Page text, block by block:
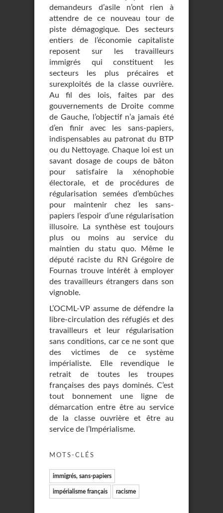
demandeurs d’asile n’ont rien à
attendre de ce nouveau tour de
piste démagogique. Des secteurs
entiers de l’économie capitaliste
reposent sur les travailleurs
immigrés qui constituent les
secteurs les plus précaires et
surexploités de la classe ouvrière.
Au fil des lois, faites par des
gouvernements de Droite comme
de Gauche, l’objectif n’a jamais été
d’en finir avec les sans-papiers,
indispensables au patronat du BTP
ou du Nettoyage. Chaque loi est un
savant dosage de coups de bâton
pour satisfaire la xénophobie
électorale, et de procédures de
régularisation semées d’embûches
pour maintenir chez les sans-
papiers l’espoir d’une régularisation
illusoire. La synthèse est toujours
plus ou moins au service du
maintien du statu quo. Même le
député raciste du RN Grégoire de
Fournas trouve intérêt à employer
des travailleurs étrangers dans son
vignoble.
L’OCML-VP assume de défendre la
libre-circulation des réfugiés et des
travailleurs et leur régularisation
sans conditions, car ce ne sont que
des victimes de ce système
impérialiste. Elle revendique le
retrait de toutes les troupes
françaises des pays dominés. C’est
tout bonnement une ligne de
démarcation entre être au service
de la classe ouvrière et être au
service de l’Impérialisme.
MOTS-CLÉS
immigrés, sans-papiers
impérialisme français racisme